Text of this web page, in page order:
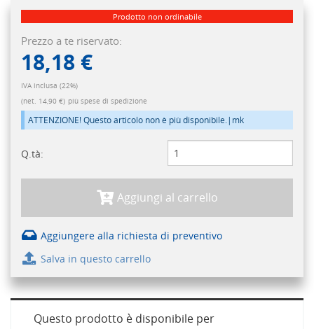
Prodotto non ordinabile
Prezzo a te riservato:
18,18 €
IVA inclusa (22%)
(net. 14,90 €) più spese di spedizione
ATTENZIONE! Questo articolo non è più disponibile.|mk
Q.tà:
Aggiungi al carrello
Aggiungere alla richiesta di preventivo
Salva in questo carrello
Questo prodotto è disponibile per